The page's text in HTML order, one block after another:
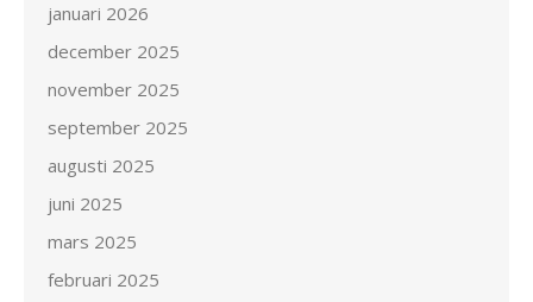
januari 2026
december 2025
november 2025
september 2025
augusti 2025
juni 2025
mars 2025
februari 2025